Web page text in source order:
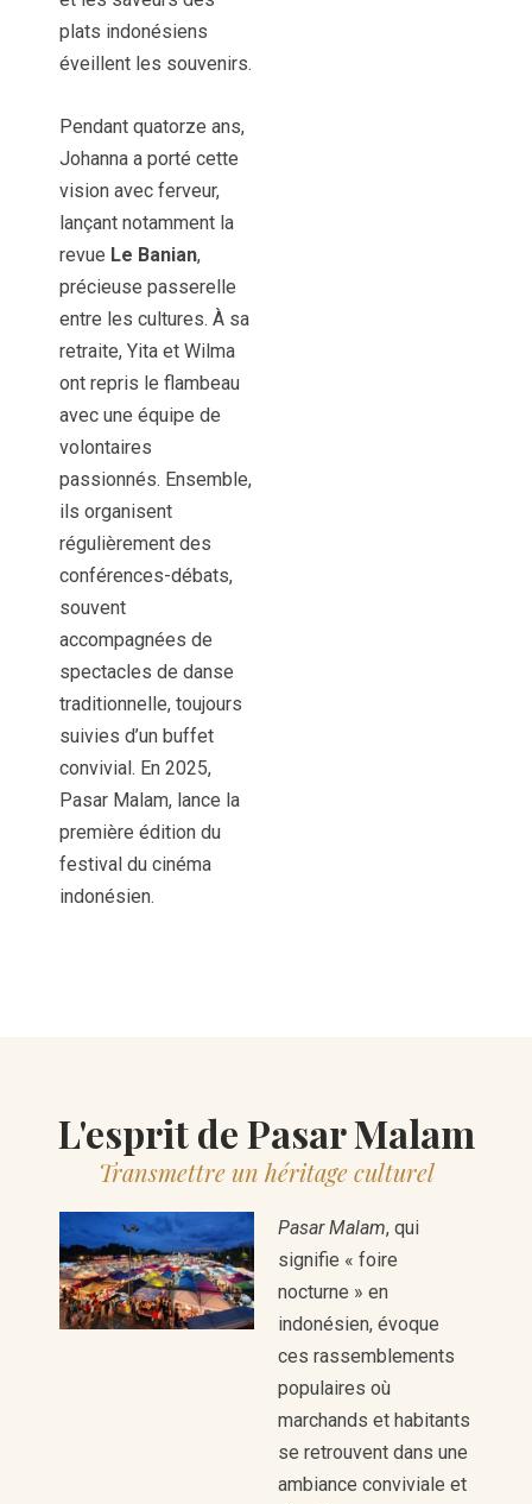
plats indonésiens
éveillent les souvenirs.
Pendant quatorze ans,
Johanna a porté cette
vision avec ferveur,
lançant notamment la
revue Le Banian,
précieuse passerelle
entre les cultures. À sa
retraite, Yita et Wilma
ont repris le flambeau
avec une équipe de
volontaires
passionnés. Ensemble,
ils organisent
régulièrement des
conférences-débats,
souvent
accompagnées de
spectacles de danse
traditionnelle, toujours
suivies d’un buffet
convivial. En 2025,
Pasar Malam, lance la
première édition du
festival du cinéma
indonésien.
L'esprit de Pasar Malam
Transmettre un héritage culturel
Pasar Malam, qui
signifie « foire
nocturne » en
indonésien, évoque
ces rassemblements
populaires où
marchands et habitants
se retrouvent dans une
ambiance conviviale et